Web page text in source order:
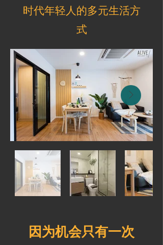
时代年轻人的多元生活方
式
因为机会只有一次